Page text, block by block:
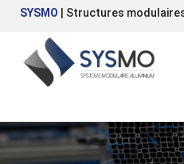
SYSMO | Structures